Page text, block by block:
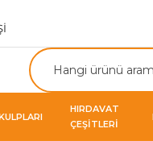
HIRDAVAT
ÇEŞİTLERİ